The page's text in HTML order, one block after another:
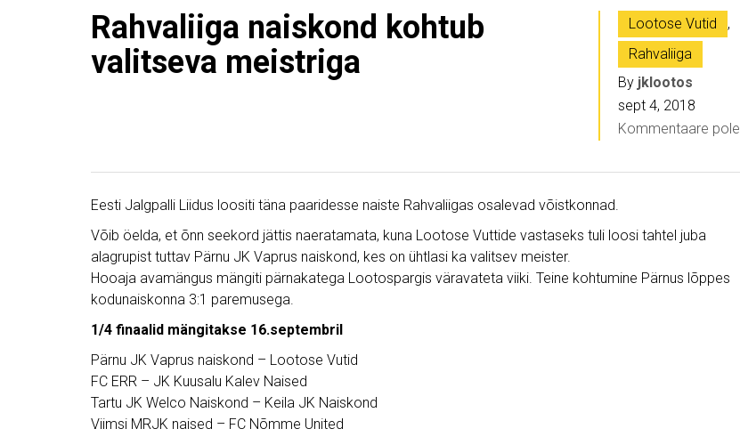
Rahvaliiga naiskond kohtub
valitseva meistriga
Lootose Vutid
,
Rahvaliiga
By jklootos
sept 4, 2018
Kommentaare pole
Eesti Jalgpalli Liidus loositi täna paaridesse naiste Rahvaliigas osalevad võistkonnad.
Võib öelda, et õnn seekord jättis naeratamata, kuna Lootose Vuttide vastaseks tuli loosi tahtel juba
alagrupist tuttav Pärnu JK Vaprus naiskond, kes on ühtlasi ka valitsev meister.
Hooaja avamängus mängiti pärnakatega Lootospargis väravateta viiki. Teine kohtumine Pärnus lõppes
kodunaiskonna 3:1 paremusega.
1/4 finaalid mängitakse 16.septembril
Pärnu JK Vaprus naiskond – Lootose Vutid
FC ERR – JK Kuusalu Kalev Naised
Tartu JK Welco Naiskond – Keila JK Naiskond
Viimsi MRJK naised – FC Nõmme United